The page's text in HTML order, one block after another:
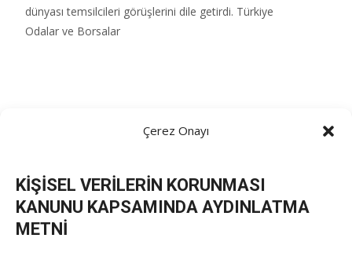
Çerez Onayı
KİŞİSEL VERİLERİN KORUNMASI
KANUNU KAPSAMINDA AYDINLATMA
METNİ
dünyası temsilcileri görüşlerini dile getirdi.​ Türkiye
Odalar ve Borsalar
TOBB Son Yazılar